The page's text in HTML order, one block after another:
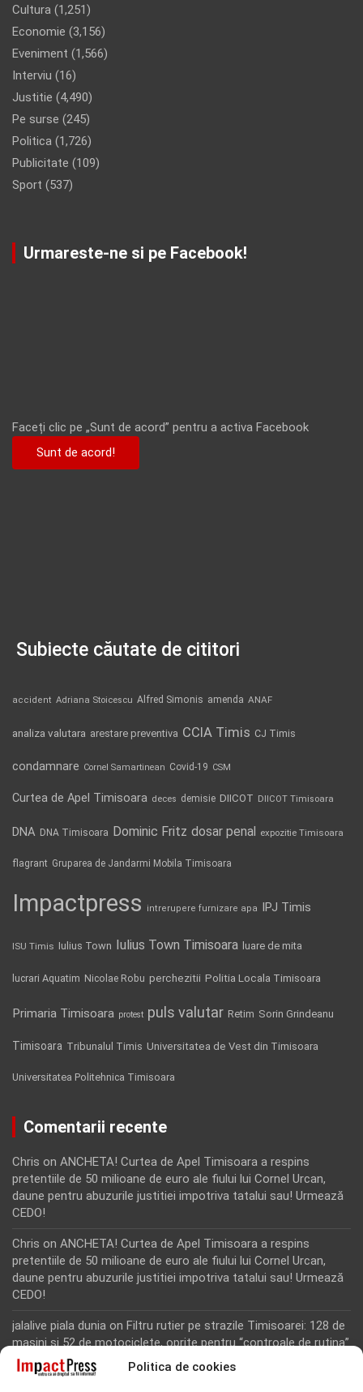
Politica de cookies
Cultura (1,251)
Economie (3,156)
Eveniment (1,566)
Interviu (16)
Justitie (4,490)
Pe surse (245)
Politica (1,726)
Publicitate (109)
Sport (537)
Urmareste-ne si pe Facebook!
Faceți clic pe „Sunt de acord” pentru a activa Facebook
Sunt de acord!
Subiecte căutate de cititori
accident Adriana Stoicescu Alfred Simonis amenda ANAF
analiza valutara arestare preventiva CCIA Timis CJ Timis
condamnare Cornel Samartinean Covid-19 CSM
Curtea de Apel Timisoara deces demisie DIICOT DIICOT Timisoara
DNA DNA Timisoara Dominic Fritz dosar penal expozitie Timisoara
flagrant Gruparea de Jandarmi Mobila Timisoara
Impactpress intrerupere furnizare apa IPJ Timis
ISU Timis Iulius Town Iulius Town Timisoara luare de mita
lucrari Aquatim Nicolae Robu perchezitii Politia Locala Timisoara
Primaria Timisoara protest puls valutar Retim Sorin Grindeanu
Timisoara Tribunalul Timis Universitatea de Vest din Timisoara
Universitatea Politehnica Timisoara
Comentarii recente
Chris on ANCHETA! Curtea de Apel Timisoara a respins
pretentiile de 50 milioane de euro ale fiului lui Cornel Urcan,
daune pentru abuzurile justitiei impotriva tatalui sau! Urmează
CEDO!
Chris on ANCHETA! Curtea de Apel Timisoara a respins
pretentiile de 50 milioane de euro ale fiului lui Cornel Urcan,
daune pentru abuzurile justitiei impotriva tatalui sau! Urmează
CEDO!
jalalive piala dunia on Filtru rutier pe strazile Timisoarei: 128 de
masini si 52 de motociclete, oprite pentru “controale de rutina”
Rodion Camatoritul on Inca un martor din dosarul fraudei cu